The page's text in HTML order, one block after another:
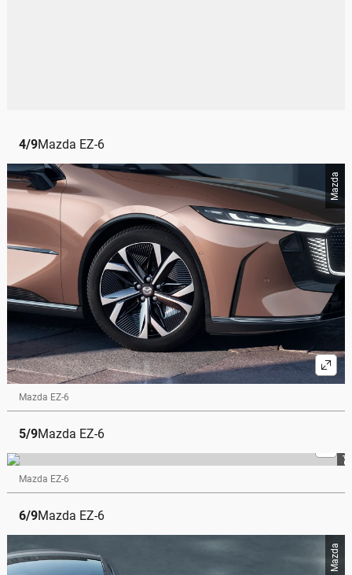
4/9Mazda EZ-6
Mazda
Mazda EZ-6
5/9Mazda EZ-6
Mazda
Mazda EZ-6
6/9Mazda EZ-6
Mazda